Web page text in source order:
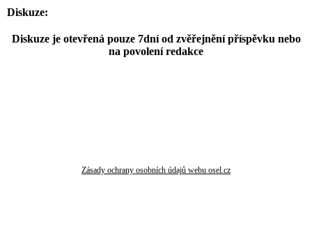
Diskuze:
Diskuze je otevřená pouze 7dní od zvěřejnění příspěvku nebo
na povolení redakce
Zásady ochrany osobních údajů webu osel.cz